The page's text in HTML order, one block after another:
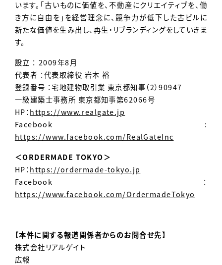
います。「古いものに価値を、不動産にクリエイティブを、働
き方に自由を」を経営理念に、競争力が低下した古ビルに
新たな価値を生み出し、再生・リブランディングをしていきま
す。
設立 ： 2009年8月
代表者 ：代表取締役 岩本 裕
登録番号 ：宅地建物取引業 東京都知事（2）90947
一級建築士事務所 東京都知事第62066号
HP： https://www.realgate.jp
Facebook :
https://www.facebook.com/RealGateInc
＜ORDERMADE TOKYO＞
HP： https://ordermade-tokyo.jp
Facebook：
https://www.facebook.com/OrdermadeTokyo
【本件に関する報道関係者からのお問合せ先】
株式会社リアルゲイト
広報